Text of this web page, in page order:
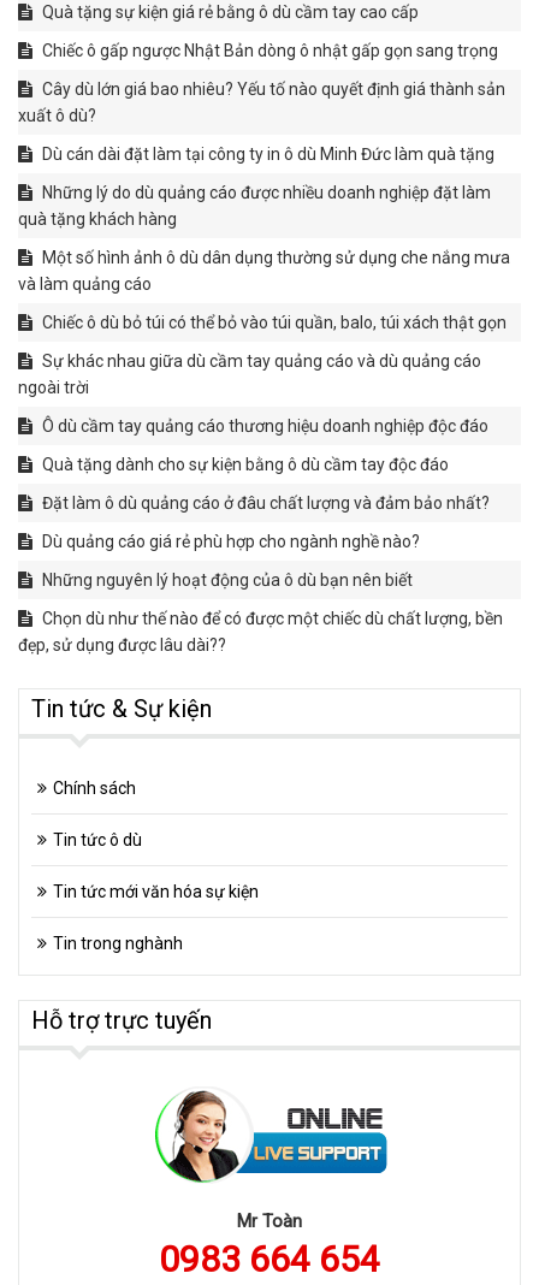
Quà tặng sự kiện giá rẻ bằng ô dù cầm tay cao cấp
Chiếc ô gấp ngược Nhật Bản dòng ô nhật gấp gọn sang trọng
Cây dù lớn giá bao nhiêu? Yếu tố nào quyết định giá thành sản
xuất ô dù?
Dù cán dài đặt làm tại công ty in ô dù Minh Đức làm quà tặng
Những lý do dù quảng cáo được nhiều doanh nghiệp đặt làm
quà tặng khách hàng
Một số hình ảnh ô dù dân dụng thường sử dụng che nắng mưa
và làm quảng cáo
Chiếc ô dù bỏ túi có thể bỏ vào túi quần, balo, túi xách thật gọn
Sự khác nhau giữa dù cầm tay quảng cáo và dù quảng cáo
ngoài trời
Ô dù cầm tay quảng cáo thương hiệu doanh nghiệp độc đáo
Quà tặng dành cho sự kiện bằng ô dù cầm tay độc đáo
Đặt làm ô dù quảng cáo ở đâu chất lượng và đảm bảo nhất?
Dù quảng cáo giá rẻ phù hợp cho ngành nghề nào?
Những nguyên lý hoạt động của ô dù bạn nên biết
Chọn dù như thế nào để có được một chiếc dù chất lượng, bền
đẹp, sử dụng được lâu dài??
Tin tức & Sự kiện
Chính sách
Tin tức ô dù
Tin tức mới văn hóa sự kiện
Tin trong nghành
Hỗ trợ trực tuyến
Mr Toàn
0983 664 654